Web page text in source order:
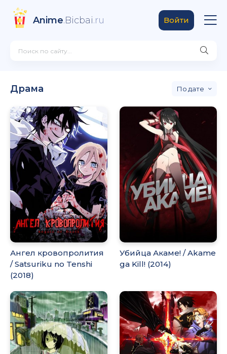
Anime.Bicbai.ru Войти
Драма дате
Ангел кровопролития
/ Satsuriku no Tenshi
(2018)
Убийца Акаме! / Akame
ga Kill! (2014)